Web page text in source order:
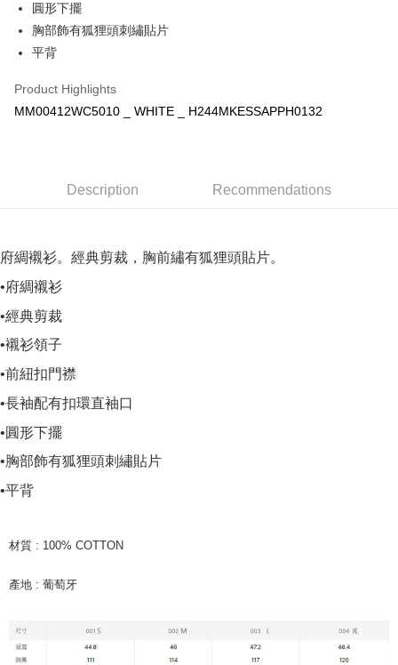
NT$100/order | Free shipping on orders of NT$3,000 or more
圓形下擺
胸部飾有狐狸頭刺繡貼片
平背
Product Highlights
MM00412WC5010 _ WHITE _ H244MKESSAPPH0132
Description Recommendations
府綢襯衫。經典剪裁，胸前繡有狐狸頭貼片。
•府綢襯衫
•經典剪裁
•襯衫領子
•前紐扣門襟
•長袖配有扣環直袖口
•圓形下擺
•胸部飾有狐狸頭刺繡貼片
•平背
材質 : 100% COTTON
產地 : 葡萄牙